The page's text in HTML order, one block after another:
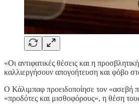
«Οι αντιφατικές θέσεις και η
καλλιεργήσουν απογοήτευση και φόβο
Ο Κάλιμπαφ προειδοποίησε τον «ασεβή
«προδότες και μισθοφόρους», η θέση